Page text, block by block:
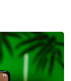
bei den